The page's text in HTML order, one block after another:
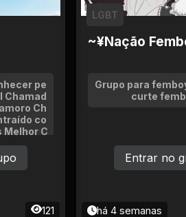
pe
Chamad
Ch
co
C
Diversi
se
partic
121
~¥Nação
LGBT
Grupo para
curte
há 4 semanas
Entrar no